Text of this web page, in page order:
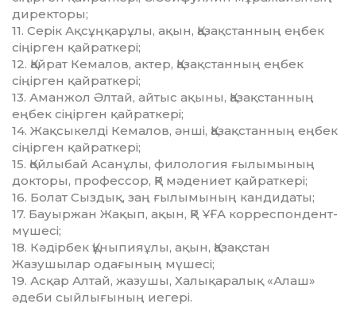
директоры;
11. Серік Ақсұңқарұлы, ақын, Қазақстанның еңбек
сіңірген қайрат­кері;
12. Қайрат Кемалов, актер, Қазақстанның еңбек
сіңірген қайрат­кері;
13. Аманжол Әлтай, айтыс ақыны, Қазақстанның
еңбек сіңірген қай­­раткері;
14. Жақсыкелді Кемалов, әнші, Қазақстанның еңбек
сіңірген қай­рат­кері;
15. Қойлыбай Асанұлы, филология ғылымының
докторы, профессор, ҚР мәдениет қайраткері;
16. Болат Сыздық, заң ғылымының кандидаты;
17. Бауыржан Жақып, ақын, ҚР ҰҒА корреспондент-
мүшесі;
18. Кәдірбек Құныпияұлы, ақын, Қазақстан
Жазушылар одағының мүшесі;
19. Асқар Алтай, жазушы, Халықаралық «Алаш»
әдеби сыйлығының иегері.